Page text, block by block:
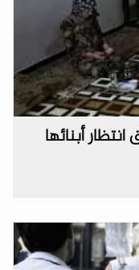
أبنائها